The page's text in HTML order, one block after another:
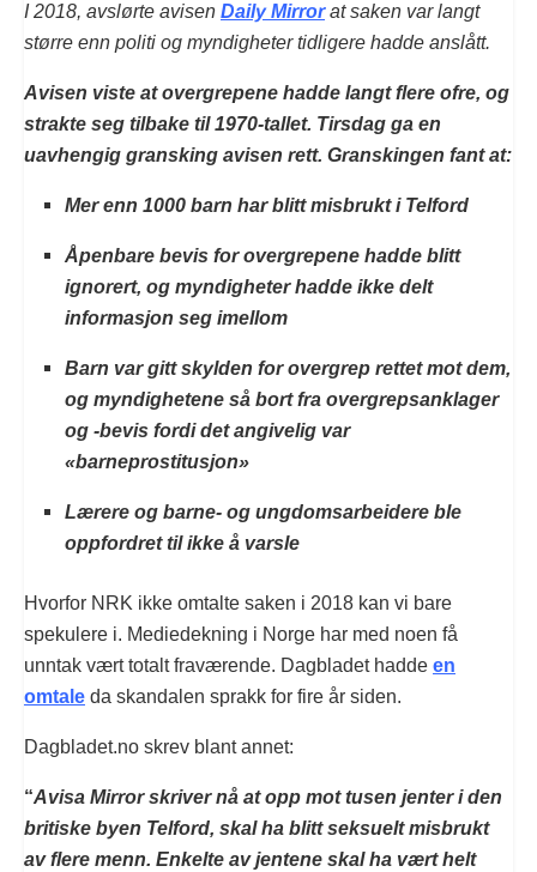
I 2018, avslørte avisen Daily Mirrorat saken var langt
større enn politi og myndigheter tidligere hadde anslått.
Avisen viste at overgrepene hadde langt flere ofre, og
strakte seg tilbake til 1970-tallet. Tirsdag ga en
uavhengig gransking avisen rett. Granskingen fant at:
Mer enn 1000 barn har blitt misbrukt i Telford
Åpenbare bevis for overgrepene hadde blitt
ignorert, og myndigheter hadde ikke delt
informasjon seg imellom
Barn var gitt skylden for overgrep rettet mot dem,
og myndighetene så bort fra overgrepsanklager
og -bevis fordi det angivelig var
«barneprostitusjon»
Lærere og barne- og ungdomsarbeidere ble
oppfordret til ikke å varsle
Hvorfor NRK ikke omtalte saken i 2018 kan vi bare
spekulere i. Mediedekning i Norge har med noen få
unntak vært totalt fraværende. Dagbladet hadde en
omtale da skandalen sprakk for fire år siden.
Dagbladet.no skrev blant annet:
“Avisa Mirror skriver nå at opp mot tusen jenter i den
britiske byen Telford, skal ha blitt seksuelt misbrukt
av flere menn. Enkelte av jentene skal ha vært helt